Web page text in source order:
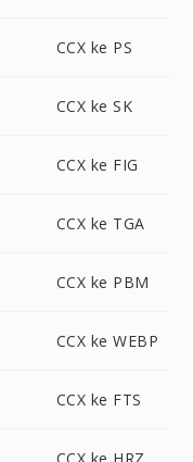
CCX ke PS
CCX ke SK
CCX ke FIG
CCX ke TGA
CCX ke PBM
CCX ke WEBP
CCX ke FTS